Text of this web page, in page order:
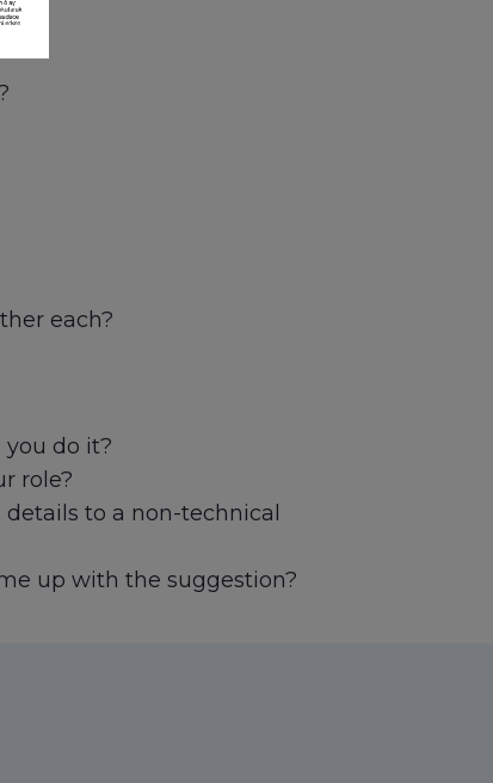
each?
do it?
role?
to a non-technical
up with the suggestion?